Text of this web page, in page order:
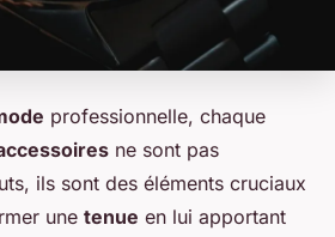
professionnelle, chaque
ne sont pas
ils sont des éléments cruciaux
une tenue en lui apportant